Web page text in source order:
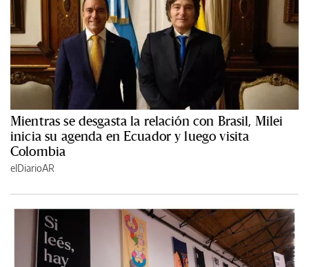
Mientras se desgasta la relación con Brasil, Milei
inicia su agenda en Ecuador y luego visita
Colombia
elDiarioAR